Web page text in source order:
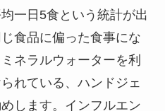
一日5食という統計が出
食品に偏った食事にな
ネラルウォーターを利
れている、ハンドジェ
します。インフルエン